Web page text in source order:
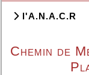
l'A.N.A.C.R
Chemin de